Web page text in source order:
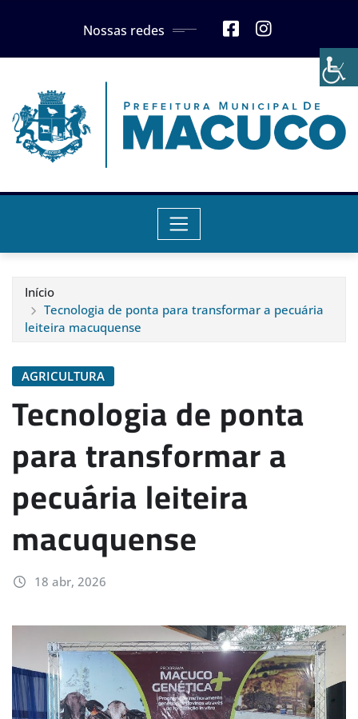
Nossas redes
Início
Tecnologia de ponta para transformar a pecuária
leiteira macuquense
AGRICULTURA
Tecnologia de ponta
para transformar a
pecuária leiteira
macuquense
18 abr, 2026